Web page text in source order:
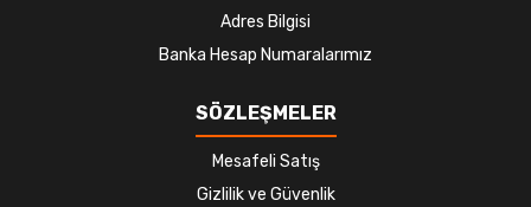
Adres Bilgisi
Banka Hesap Numaralarımız
SÖZLEŞMELER
Mesafeli Satış
Gizlilik ve Güvenlik